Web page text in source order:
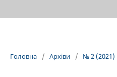
Головна / Архіви / № 2 (2021)